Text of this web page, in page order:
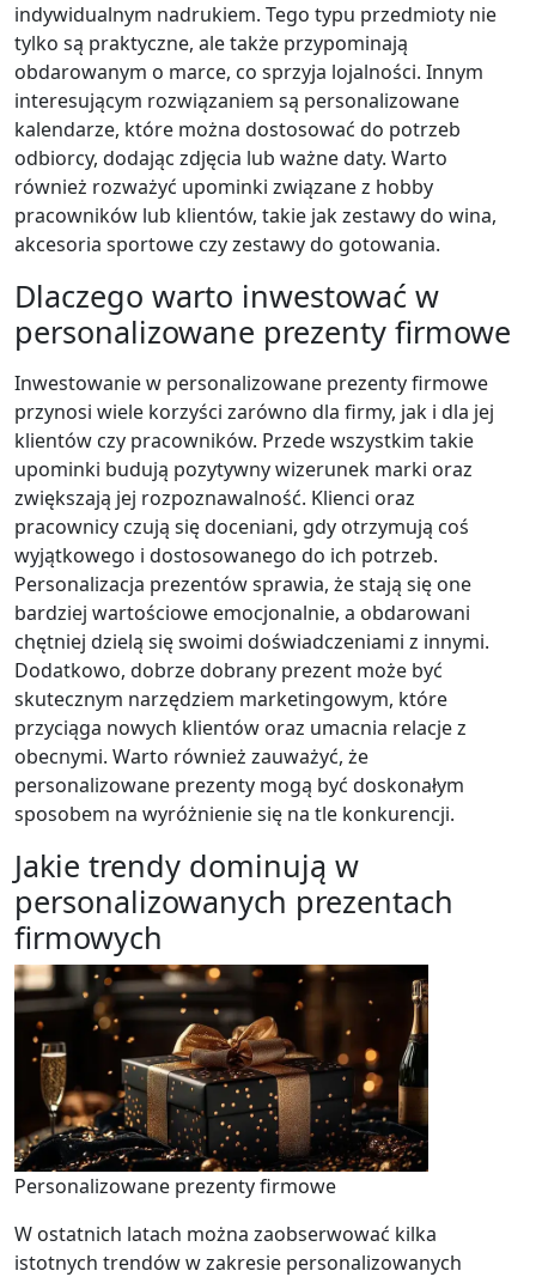
indywidualnym nadrukiem. Tego typu przedmioty nie
tylko są praktyczne, ale także przypominają
obdarowanym o marce, co sprzyja lojalności. Innym
interesującym rozwiązaniem są personalizowane
kalendarze, które można dostosować do potrzeb
odbiorcy, dodając zdjęcia lub ważne daty. Warto
również rozważyć upominki związane z hobby
pracowników lub klientów, takie jak zestawy do wina,
akcesoria sportowe czy zestawy do gotowania.
Dlaczego warto inwestować w
personalizowane prezenty firmowe
Inwestowanie w personalizowane prezenty firmowe
przynosi wiele korzyści zarówno dla firmy, jak i dla jej
klientów czy pracowników. Przede wszystkim takie
upominki budują pozytywny wizerunek marki oraz
zwiększają jej rozpoznawalność. Klienci oraz
pracownicy czują się doceniani, gdy otrzymują coś
wyjątkowego i dostosowanego do ich potrzeb.
Personalizacja prezentów sprawia, że stają się one
bardziej wartościowe emocjonalnie, a obdarowani
chętniej dzielą się swoimi doświadczeniami z innymi.
Dodatkowo, dobrze dobrany prezent może być
skutecznym narzędziem marketingowym, które
przyciąga nowych klientów oraz umacnia relacje z
obecnymi. Warto również zauważyć, że
personalizowane prezenty mogą być doskonałym
sposobem na wyróżnienie się na tle konkurencji.
Jakie trendy dominują w
personalizowanych prezentach
firmowych
Personalizowane prezenty firmowe
W ostatnich latach można zaobserwować kilka
istotnych trendów w zakresie personalizowanych